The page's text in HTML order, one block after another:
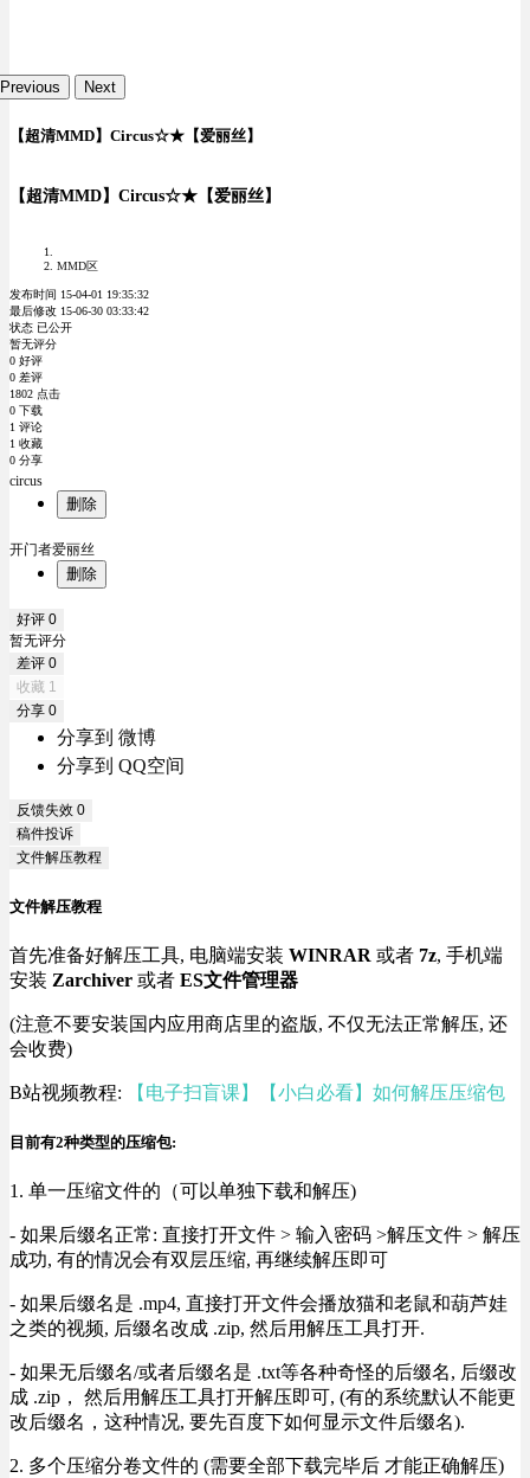
Previous Next
【超清MMD】Circus☆★【爱丽丝】
【超清MMD】Circus☆★【爱丽丝】
MMD区
发布时间 15-04-01 19:35:32
最后修改 15-06-30 03:33:42
状态 已公开
暂无评分
0 好评
0 差评
1802 点击
0 下载
1 评论
1 收藏
0 分享
circus
删除
开门者爱丽丝
删除
好评 0
暂无评分
差评 0
收藏 1
分享 0
分享到 微博
分享到 QQ空间
反馈失效 0
稿件投诉
文件解压教程
文件解压教程
首先准备好解压工具, 电脑端安装 WINRAR 或者 7z, 手机端
安装 Zarchiver 或者 ES文件管理器
(注意不要安装国内应用商店里的盗版, 不仅无法正常解压, 还
会收费)
B站视频教程: 【电子扫盲课】【小白必看】如何解压压缩包
目前有2种类型的压缩包:
1. 单一压缩文件的（可以单独下载和解压)
- 如果后缀名正常: 直接打开文件 > 输入密码 >解压文件 > 解压
成功, 有的情况会有双层压缩, 再继续解压即可
- 如果后缀名是 .mp4, 直接打开文件会播放猫和老鼠和葫芦娃
之类的视频, 后缀名改成 .zip, 然后用解压工具打开.
- 如果无后缀名/或者后缀名是 .txt等各种奇怪的后缀名, 后缀改
成 .zip， 然后用解压工具打开解压即可, (有的系统默认不能更
改后缀名，这种情况, 要先百度下如何显示文件后缀名).
2. 多个压缩分卷文件的 (需要全部下载完毕后 才能正确解压)